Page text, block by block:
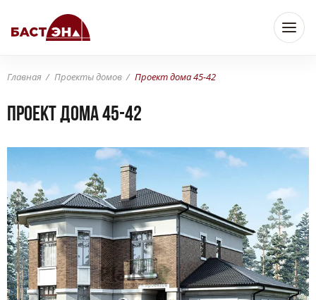
Главная Проекты домов Проект дома 45-42
Проект дома 45-42